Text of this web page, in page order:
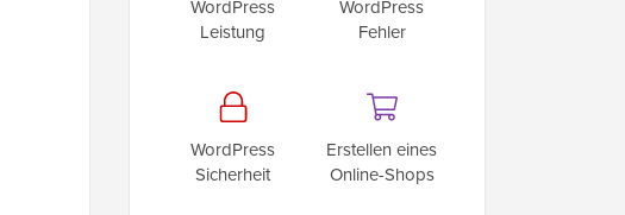
WordPress
Leistung
WordPress
Fehler
WordPress
Sicherheit
Erstellen eines
Online-Shops